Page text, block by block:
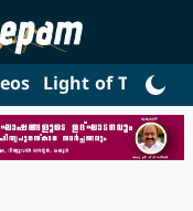
Light of Truth